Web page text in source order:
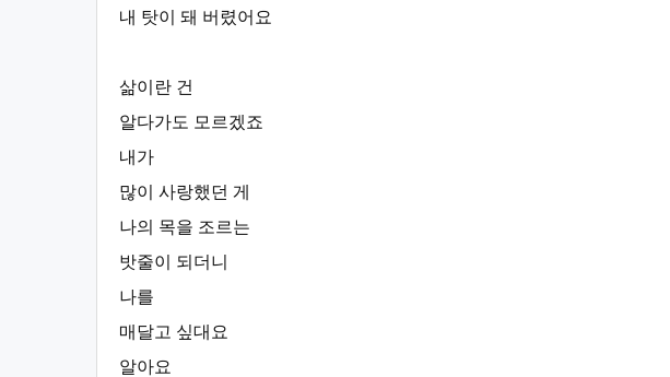
내 탓이 돼 버렸어요
삶이란 건
알다가도 모르겠죠
내가
많이 사랑했던 게
나의 목을 조르는
밧줄이 되더니
나를
매달고 싶대요
알아요